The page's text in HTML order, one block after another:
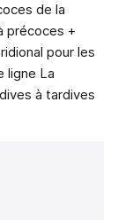
de la
précoces +
pour les
ligne La
à tardives